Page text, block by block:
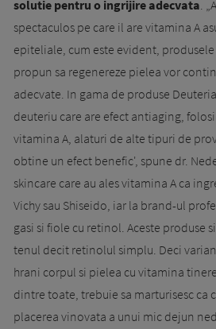
solutie pentru o ingrijire adecvata .
spectaculos pe care il are vitamina A
epiteliale, cum este evident,
propun sa regenereze pielea vor
adecvate. In gama de produse
deuteriu care are efect antiaging,
vitamina A, alaturi de alte tipuri de
obtine un efect benefic', spune dr.
skincare care au ales vitamina A ca
Vichy sau Shisei­do, iar la brand-ul
gasi si fiole cu retinol. Aceste produse
tenul decit retinolul simplu. Deci
hrani corpul si pielea cu vitamina
dintre toate, trebuie sa marturisesc ca
placerea vinovata a unui mic dejun